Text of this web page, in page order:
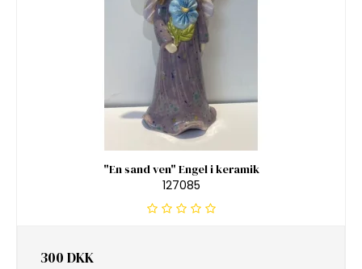
"En sand ven" Engel i keramik
127085
300 DKK